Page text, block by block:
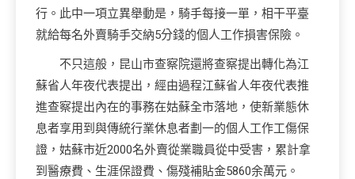
行。此中一項立異舉動是，騎手每接一單，相干平臺
就給每名外賣騎手交納5分錢的個人工作損害保險。
不只這般，昆山市查察院還將查察提出轉化為江
蘇省人年夜代表提出，經由過程江蘇省人年夜代表推
進查察提出內在的事務在姑蘇全市落地，使新業態休
息者享用到與傳統行業休息者劃一的個人工作工傷保
證，姑蘇市近2000名外賣從業職員從中受害，累計拿
到醫療費、生涯保證費、傷殘補貼金5860余萬元。